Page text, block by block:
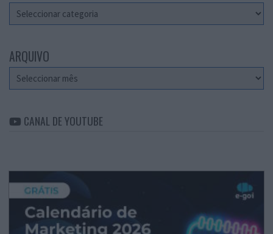
Categorias
ARQUIVO
Arquivo
CANAL DE YOUTUBE